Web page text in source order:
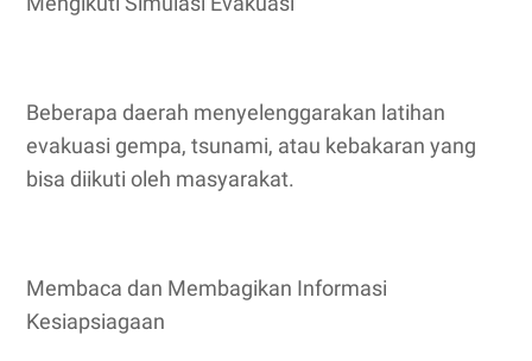
Beberapa daerah menyelenggarakan latihan
evakuasi gempa, tsunami, atau kebakaran yang
bisa diikuti oleh masyarakat.
Membaca dan Membagikan Informasi
Kesiapsiagaan